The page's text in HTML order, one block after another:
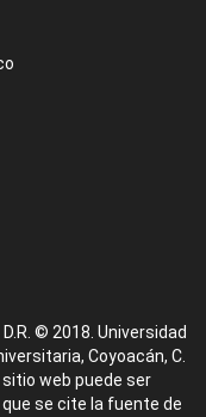
© 2018. Universidad
Coyoacán, C.
sitio web puede ser
se cite la fuente de